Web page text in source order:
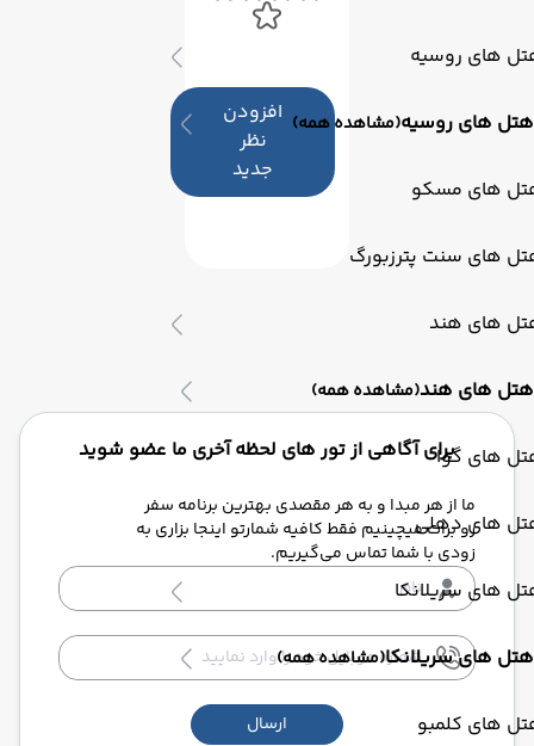
های روسیه
هتل های روسیه(مشاهده همه)
های مسکو
های سنت پترزبورگ
های هند
هتل های هند(مشاهده همه)
های گوا
های دهلی
های سریلانکا
هتل های سریلانکا(مشاهده همه)
های کلمبو
افزودن
نظر
جدید
برای آگاهی از تور های لحظه آخری ما عضو شوید
ما از هر مبدا و به هر مقصدی بهترین برنامه سفر
رو برات میچینیم فقط کافیه شمارتو اینجا بزاری به
زودی با شما تماس می‌گیریم.
ارسال